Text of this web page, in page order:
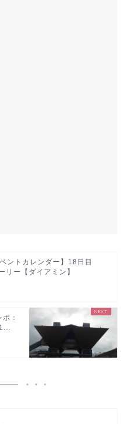
ベントカレンダー】18日目
リー【ダイアミン】
：